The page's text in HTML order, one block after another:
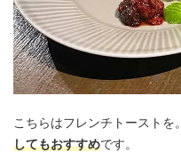
こちらはフレンチトーストを。
してもおすすめです。